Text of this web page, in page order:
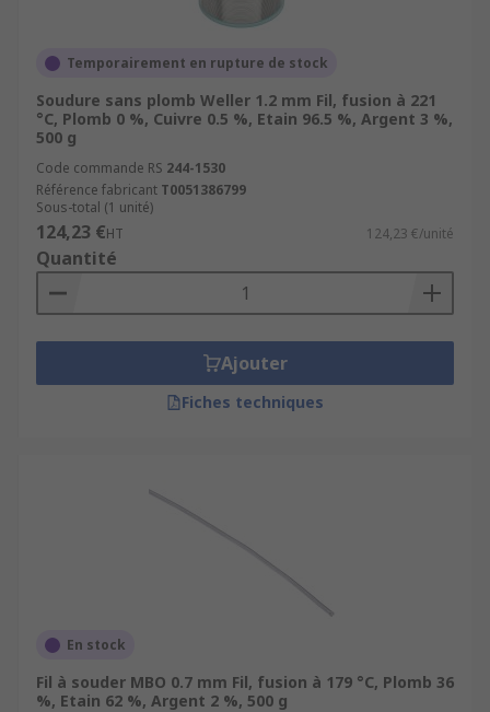
Temporairement en rupture de stock
Soudure sans plomb Weller 1.2 mm Fil, fusion à 221
°C, Plomb 0 %, Cuivre 0.5 %, Etain 96.5 %, Argent 3 %,
500 g
Code commande RS 244-1530
Référence fabricant T0051386799
Sous-total (1 unité)
124,23 €HT 124,23 €/unité
Quantité
Ajouter
Fiches techniques
En stock
Fil à souder MBO 0.7 mm Fil, fusion à 179 °C, Plomb 36
%, Etain 62 %, Argent 2 %, 500 g